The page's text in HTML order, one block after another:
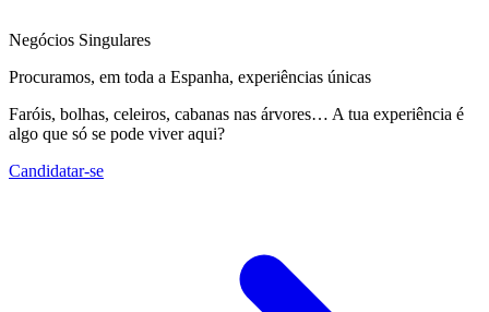
Negócios Singulares
Procuramos, em toda a Espanha, experiências únicas
Faróis, bolhas, celeiros, cabanas nas árvores… A tua experiência é
algo que só se pode viver aqui?
Candidatar-se